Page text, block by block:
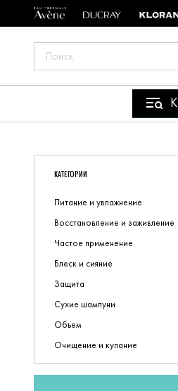
ПОИСК
САЙТУ
НАХОДИТЕСЬ
КАТЕГОРИИ
Питание и увлажнение
Восстановление и заживление
Частое применение
Блеск и сияние
Защита
Сухие шампуни
Объем
Очищение и купание